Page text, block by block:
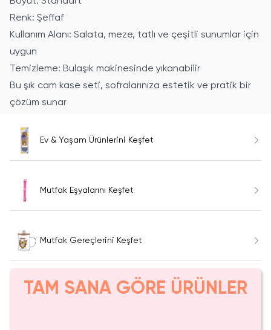
Renk: Şeffaf
Kullanım Alanı: Salata, meze, tatlı ve çeşitli sunumlar için
uygun
Temizleme: Bulaşık makinesinde yıkanabilir
Bu şık cam kase seti, sofralarınıza estetik ve pratik bir
çözüm sunar
Ev & Yaşam Ürünlerini Keşfet
Mutfak Eşyalarını Keşfet
Mutfak Gereçlerini Keşfet
TAM SANA GÖRE ÜRÜNLER